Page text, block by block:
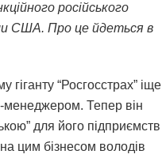
російського
США. Про це йдеться в
“Росгосстрах” іще
менеджером. Тепер він
для його підприємств
цим бізнесом володів